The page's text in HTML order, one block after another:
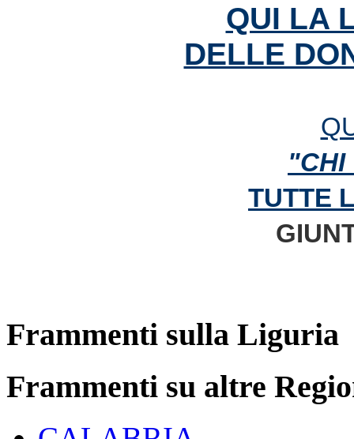
QUI LA
DELLE
"CHI
TUTTE
Frammenti sulla Liguria
Frammenti su altre